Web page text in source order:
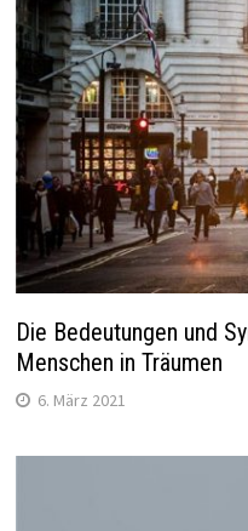
Die Bedeutungen und
Menschen in Träumen
6. März 2021